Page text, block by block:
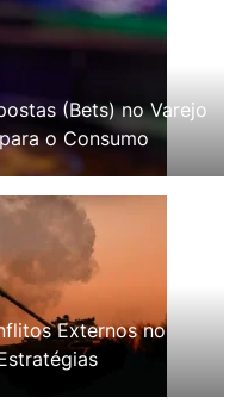
(Bets) no Varejo
o Consumo
Externos no